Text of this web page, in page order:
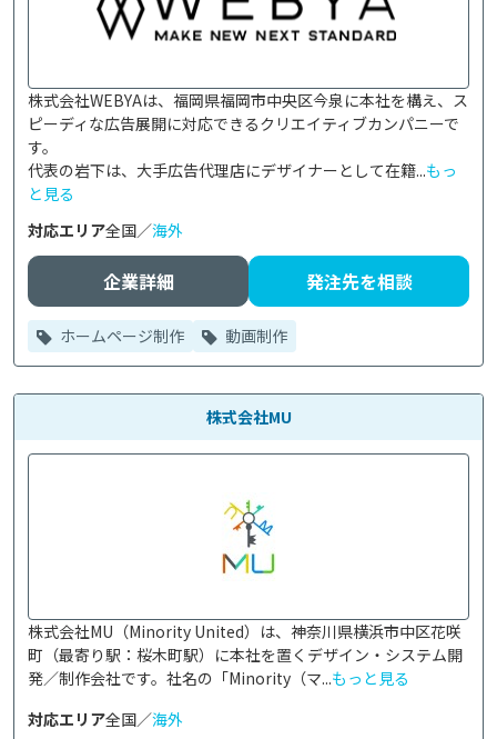
株式会社WEBYAは、福岡県福岡市中央区今泉に本社を構え、ス
ピーディな広告展開に対応できるクリエイティブカンパニーで
す。
代表の岩下は、大手広告代理店にデザイナーとして在籍...もっ
と見る
対応エリア全国／海外
企業詳細 発注先を相談
ホームページ制作 動画制作
株式会社MU
株式会社MU（Minority United）は、神奈川県横浜市中区花咲
町（最寄り駅：桜木町駅）に本社を置くデザイン・システム開
発／制作会社です。社名の「Minority（マ...もっと見る
対応エリア全国／海外